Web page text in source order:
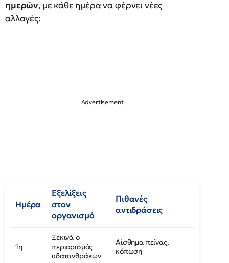
ημερών, με κάθε ημέρα να φέρνει νέες
αλλαγές:
Ημέρα
Εξελίξεις
στον
οργανισμό
Πιθανές
αντιδράσεις
1η
Ξεκινά ο
περιορισμός
υδατανθράκων
Αίσθημα πείνας,
κόπωση